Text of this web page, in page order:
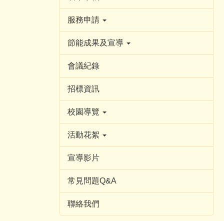
服務申請
節能成果及宣導
會議紀錄
招標資訊
校園導覽
活動花絮
宣導影片
常見問題Q&A
聯絡我們